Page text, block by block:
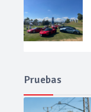
Pruebas